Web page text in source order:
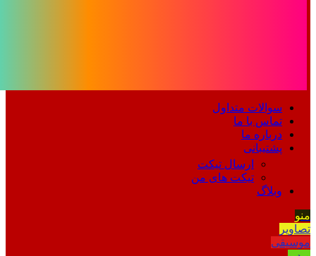
سوالات متداول
تماس با ما
درباره ما
پشتیبانی
ارسال تیکت
تیکت های من
وبلاگ
منو
تصاویر
موسیقی